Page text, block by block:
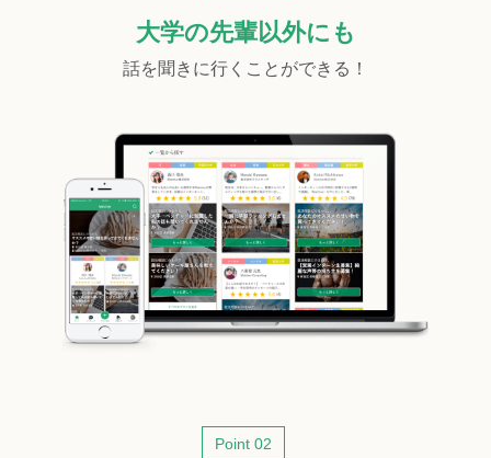
大学の先輩以外にも
話を聞きに行くことができる！
Point 02